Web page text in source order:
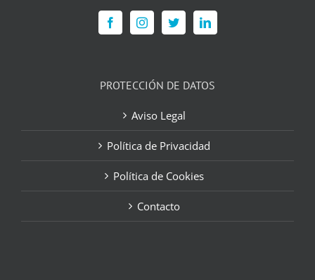
PROTECCIÓN DE DATOS
Aviso Legal
Política de Privacidad
Política de Cookies
Contacto